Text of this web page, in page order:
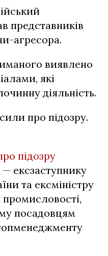
представників
агресора.
виявлено
які
діяльність.
про підозру.
підозру
— ексзаступнику
та ексміністру
промисловості,
посадовцям